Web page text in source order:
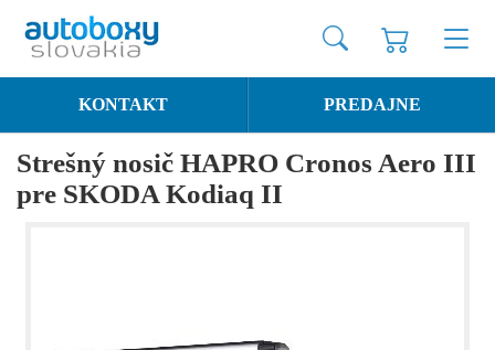
KONTAKT PREDAJNE
Strešný nosič HAPRO Cronos Aero III
pre SKODA Kodiaq II